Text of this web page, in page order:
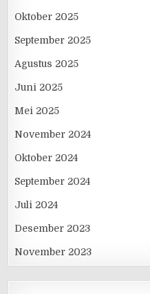
Oktober 2025
September 2025
Agustus 2025
Juni 2025
Mei 2025
November 2024
Oktober 2024
September 2024
Juli 2024
Desember 2023
November 2023